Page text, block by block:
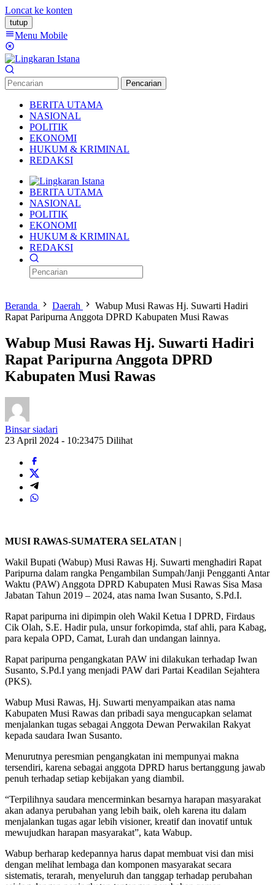
Loncat ke konten
tutup
Menu Mobile
Pencarian
BERITA UTAMA
NASIONAL
POLITIK
EKONOMI
HUKUM & KRIMINAL
REDAKSI
BERITA UTAMA
NASIONAL
POLITIK
EKONOMI
HUKUM & KRIMINAL
REDAKSI
Beranda Daerah
Wabup Musi Rawas Hj. Suwarti Hadiri
Rapat Paripurna Anggota DPRD Kabupaten Musi Rawas
Wabup Musi Rawas Hj. Suwarti Hadiri
Rapat Paripurna Anggota DPRD
Kabupaten Musi Rawas
Binsar siadari
23 April 2024 - 10:23475 Dilihat
MUSI RAWAS-SUMATERA SELATAN |
Wakil Bupati (Wabup) Musi Rawas Hj. Suwarti menghadiri Rapat
Paripurna dalam rangka Pengambilan Sumpah/Janji Pengganti Antar
Waktu (PAW) Anggota DPRD Kabupaten Musi Rawas Sisa Masa
Jabatan Tahun 2019 – 2024, atas nama Iwan Susanto, S.Pd.I.
Rapat paripurna ini dipimpin oleh Wakil Ketua I DPRD, Firdaus
Cik Olah, S.E. Hadir pula, unsur forkopimda, staf ahli, para Kabag,
para kepala OPD, Camat, Lurah dan undangan lainnya.
Rapat paripurna pengangkatan PAW ini dilakukan terhadap Iwan
Susanto, S.Pd.I yang menjadi PAW dari Partai Keadilan Sejahtera
(PKS).
Wabup Musi Rawas, Hj. Suwarti menyampaikan atas nama
Kabupaten Musi Rawas dan pribadi saya mengucapkan selamat
menjalankan tugas sebagai Anggota Dewan Perwakilan Rakyat
kepada saudara Iwan Susanto.
Menurutnya peresmian pengangkatan ini mempunyai makna
tersendiri, karena sebagai anggota DPRD harus bertanggung jawab
penuh terhadap setiap kebijakan yang diambil.
“Terpilihnya saudara mencerminkan besarnya harapan masyarakat
akan adanya perubahan yang lebih baik, oleh karena itu dalam
menjalankan tugas agar lebih visioner, kreatif dan inovatif untuk
mewujudkan harapan masyarakat”, kata Wabup.
Wabup berharap kedepannya harus dapat membuat visi dan misi
dengan melihat lembaga dan komponen masyarakat secara
sistematis, terarah, menyeluruh dan tanggap terhadap perubahan